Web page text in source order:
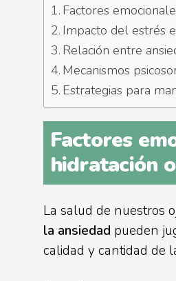
Factores
Impacto del estrés
Relación entre
Mecanismos
Estrategias para
Factores
hidratación
La salud de nuestros
la ansiedad pueden
calidad y cantidad de